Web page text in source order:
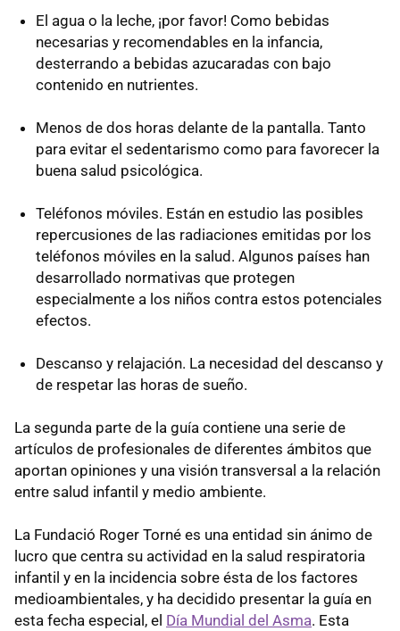
El agua o la leche, ¡por favor! Como bebidas
necesarias y recomendables en la infancia,
desterrando a bebidas azucaradas con bajo
contenido en nutrientes.
Menos de dos horas delante de la pantalla. Tanto
para evitar el sedentarismo como para favorecer la
buena salud psicológica.
Teléfonos móviles. Están en estudio las posibles
repercusiones de las radiaciones emitidas por los
teléfonos móviles en la salud. Algunos países han
desarrollado normativas que protegen
especialmente a los niños contra estos potenciales
efectos.
Descanso y relajación. La necesidad del descanso y
de respetar las horas de sueño.
La segunda parte de la guía contiene una serie de
artículos de profesionales de diferentes ámbitos que
aportan opiniones y una visión transversal a la relación
entre salud infantil y medio ambiente.
La Fundació Roger Torné es una entidad sin ánimo de
lucro que centra su actividad en la salud respiratoria
infantil y en la incidencia sobre ésta de los factores
medioambientales, y ha decidido presentar la guía en
esta fecha especial, el Día Mundial del Asma. Esta